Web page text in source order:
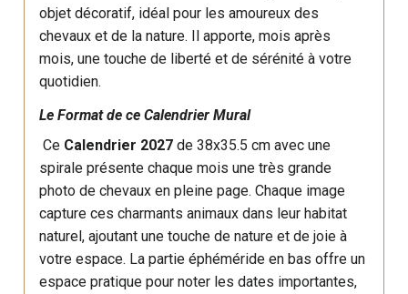
objet décoratif, idéal pour les amoureux des
chevaux et de la nature. Il apporte, mois après
mois, une touche de liberté et de sérénité à votre
quotidien.
Le Format de ce Calendrier Mural
Ce Calendrier 2027 de 38x35.5 cm avec une
spirale présente chaque mois une très grande
photo de chevaux en pleine page. Chaque image
capture ces charmants animaux dans leur habitat
naturel, ajoutant une touche de nature et de joie à
votre espace. La partie éphéméride en bas offre un
espace pratique pour noter les dates importantes,